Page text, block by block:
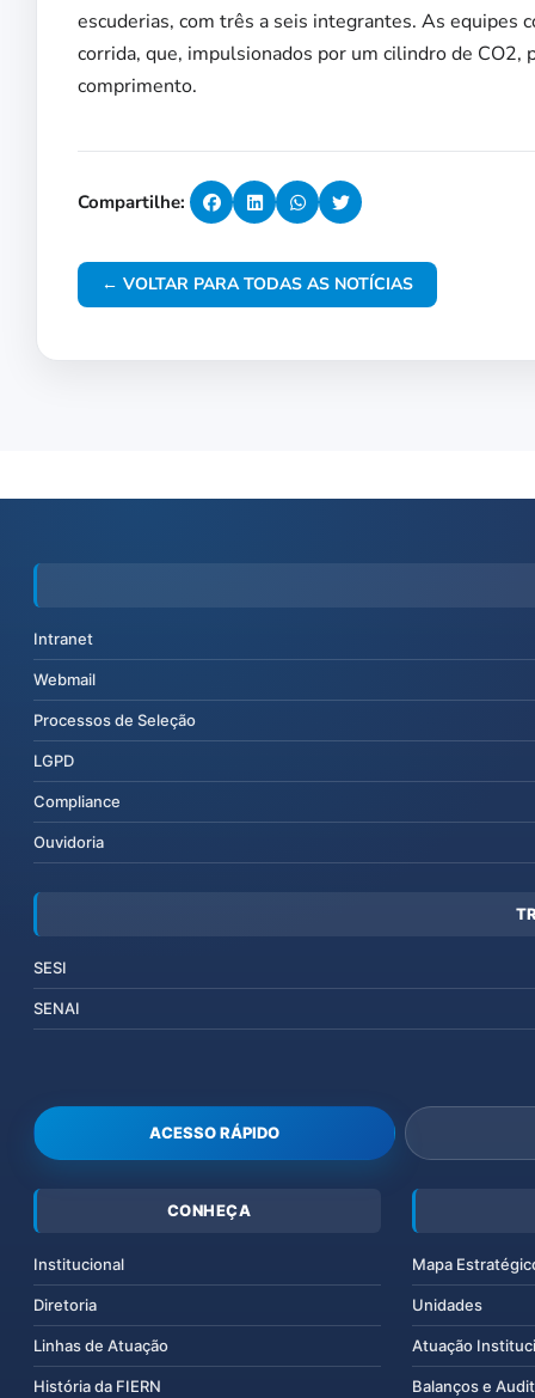
escuderias, com três a seis integrantes. As equipes
corrida, que, impulsionados por um cilindro de
comprimento.
Compartilhe:
← VOLTAR PARA TODAS AS NOTÍCIAS
Intranet
Webmail
Processos de Seleção
LGPD
Compliance
Ouvidoria
SESI
SENAI
ACESSO RÁPIDO
CONHEÇA
Institucional
Diretoria
Linhas de Atuação
História da FIERN
Mapa
Unidades
Atuação
Balanços e